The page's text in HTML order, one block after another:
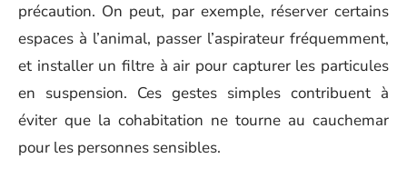
précaution. On peut, par exemple, réserver certains
espaces à l’animal, passer l’aspirateur fréquemment,
et installer un filtre à air pour capturer les particules
en suspension. Ces gestes simples contribuent à
éviter que la cohabitation ne tourne au cauchemar
pour les personnes sensibles.